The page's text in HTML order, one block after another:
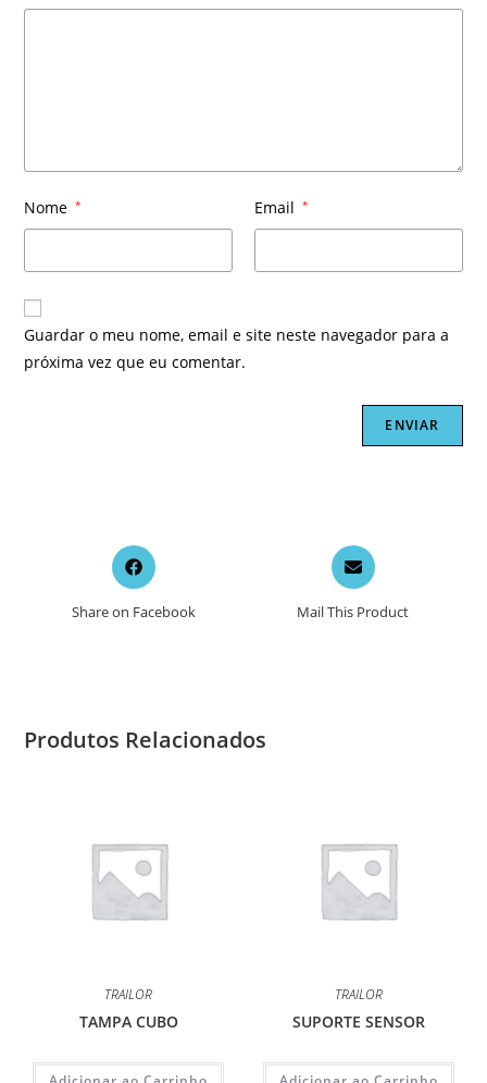
Nome * Email *
Guardar o meu nome, email e site neste navegador para a
próxima vez que eu comentar.
Opens
in
new
Share on Facebook
Opens
in
a
new
Mail This Product
Produtos Relacionados
TRAILOR
TAMPA CUBO
TRAILOR
SUPORTE SENSOR